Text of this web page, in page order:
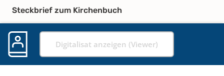
Steckbrief zum Kirchenbuch
Digitalisat anzeigen (Viewer)